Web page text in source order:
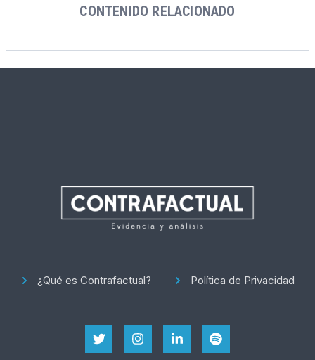
CONTENIDO RELACIONADO
¿Qué es Contrafactual? Política de Privacidad